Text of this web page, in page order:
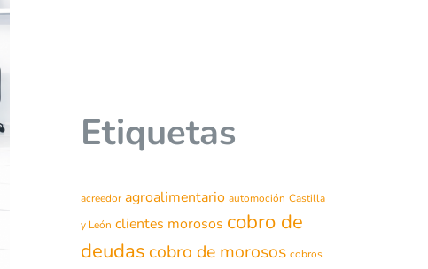
Etiquetas
acreedor agroalimentario automoción Castilla
y León clientes morosos cobro de
deudas cobro de morosos cobros